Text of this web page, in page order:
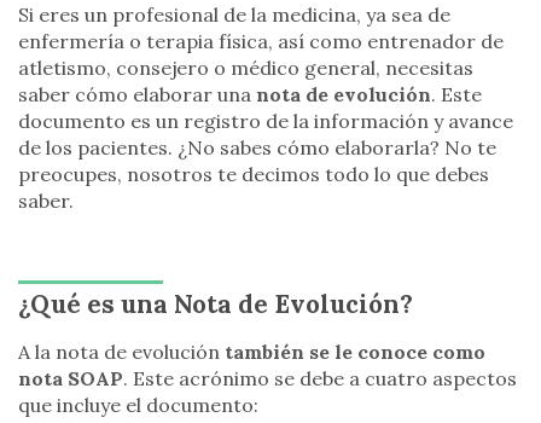
Si eres un profesional de la medicina, ya sea de
enfermería o terapia física, así como entrenador de
atletismo, consejero o médico general, necesitas
saber cómo elaborar una nota de evolución. Este
documento es un registro de la información y avance
de los pacientes. ¿No sabes cómo elaborarla? No te
preocupes, nosotros te decimos todo lo que debes
saber.
¿Qué es una Nota de Evolución?
A la nota de evolución también se le conoce como
nota SOAP. Este acrónimo se debe a cuatro aspectos
que incluye el documento: